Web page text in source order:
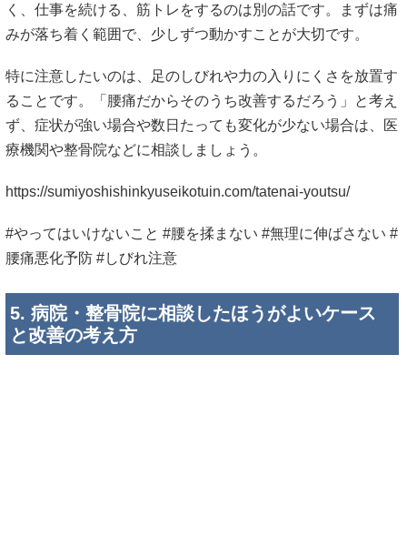
く、仕事を続ける、筋トレをするのは別の話です。まずは痛
みが落ち着く範囲で、少しずつ動かすことが大切です。
特に注意したいのは、足のしびれや力の入りにくさを放置す
ることです。「腰痛だからそのうち改善するだろう」と考え
ず、症状が強い場合や数日たっても変化が少ない場合は、医
療機関や整骨院などに相談しましょう。
https://sumiyoshishinkyuseikotuin.com/tatenai-youtsu/
#やってはいけないこと #腰を揉まない #無理に伸ばさない #
腰痛悪化予防 #しびれ注意
5. 病院・整骨院に相談したほうがよいケース
と改善の考え方